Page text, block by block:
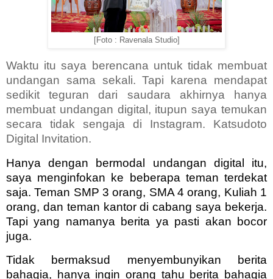
[Foto : Ravenala Studio]
Waktu itu saya berencana untuk tidak membuat
undangan sama sekali. Tapi karena mendapat
sedikit teguran dari saudara akhirnya hanya
membuat undangan digital, itupun saya temukan
secara tidak sengaja di Instagram. Katsudoto
Digital Invitation.
Hanya dengan bermodal undangan digital itu,
saya menginfokan ke beberapa teman terdekat
saja. Teman SMP 3 orang, SMA 4 orang, Kuliah 1
orang, dan teman kantor di cabang saya bekerja.
Tapi yang namanya berita ya pasti akan bocor
juga.
Tidak bermaksud menyembunyikan berita
bahagia, hanya ingin orang tahu berita bahagia